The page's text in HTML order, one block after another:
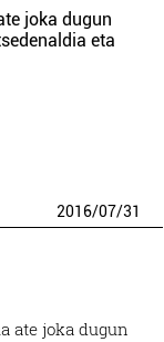
joka dugun
eta
2016/07/31
ate joka dugun